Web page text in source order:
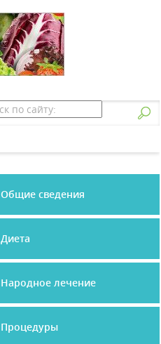
Общие сведения
Диета
Народное лечение
Процедуры